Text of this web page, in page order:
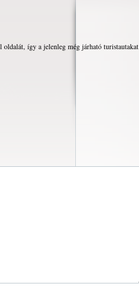
oldalát, így a jelenleg még járható turistautakat